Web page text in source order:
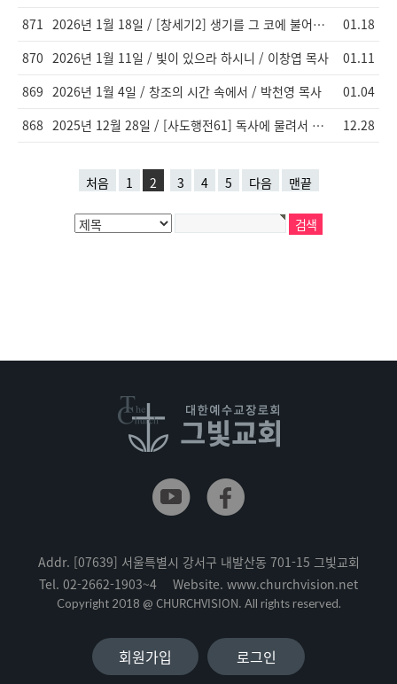
871
2026년 1월 18일 / [창세기2] 생기를 그 코에 불어넣으시니 / 이창엽 목사
01.18
870 2026년 1월 11일 / 빛이 있으라 하시니 / 이창엽 목사
01.11
869 2026년 1월 4일 / 창조의 시간 속에서 / 박천영 목사
01.04
868
2025년 12월 28일 / [사도행전61] 독사에 물려서 죽는 게 아니다 / 이창엽 목사 12.28
처음 1 2 3 4 5 다음 맨끝
Addr. [07639] 서울특별시 강서구 내발산동 701-15 그빛교회
Tel. 02-2662-1903~4 Website. www.churchvision.net
Copyright 2018 @ CHURCHVISION. All rights reserved.
회원가입 로그인